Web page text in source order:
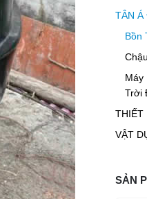
TÂN Á
Bồn
Máy
Trời
THIẾT
VẬT
SẢN